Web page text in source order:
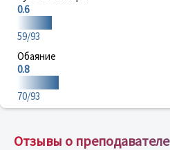
0.6
59/93
Обаяние
0.8
70/93
Отзывы о преподавателе